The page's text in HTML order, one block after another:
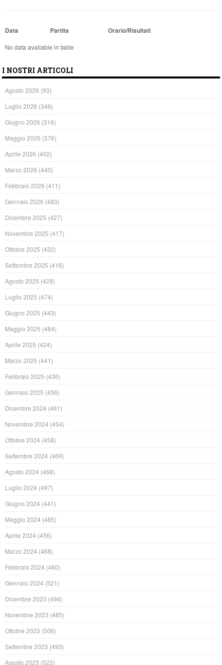
Data Partita Orario/Risultati
No data available in table
I NOSTRI ARTICOLI
Agosto 2026 (93)
Luglio 2026 (346)
Giugno 2026 (316)
Maggio 2026 (376)
Aprile 2026 (402)
Marzo 2026 (440)
Febbraio 2026 (411)
Gennaio 2026 (483)
Dicembre 2025 (427)
Novembre 2025 (417)
Ottobre 2025 (432)
Settembre 2025 (416)
Agosto 2025 (428)
Luglio 2025 (474)
Giugno 2025 (443)
Maggio 2025 (484)
Aprile 2025 (424)
Marzo 2025 (441)
Febbraio 2025 (436)
Gennaio 2025 (456)
Dicembre 2024 (461)
Novembre 2024 (454)
Ottobre 2024 (458)
Settembre 2024 (469)
Agosto 2024 (468)
Luglio 2024 (497)
Giugno 2024 (441)
Maggio 2024 (485)
Aprile 2024 (456)
Marzo 2024 (468)
Febbraio 2024 (460)
Gennaio 2024 (521)
Dicembre 2023 (494)
Novembre 2023 (485)
Ottobre 2023 (506)
Settembre 2023 (493)
Agosto 2023 (522)